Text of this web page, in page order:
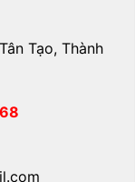
Tạo, Thành